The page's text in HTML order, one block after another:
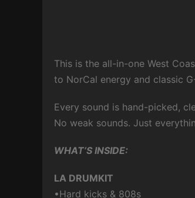
This is the all-in-one West
to NorCal energy and classic
Every sound is hand-picked,
No weak sounds. Just
WHAT’S INSIDE:
LA DRUMKIT
•Hard kicks & 808s